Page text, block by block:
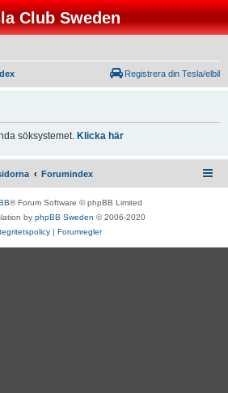
Club Sweden
Registrera din Tesla/elbil
söksystemet. Klicka här
Forumindex
® Forum Software © phpBB Limited
by phpBB Sweden © 2006-2020
| Forumregler